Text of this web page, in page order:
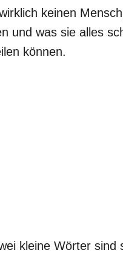
keinen
und was sie alles
können.
kleine Wörter